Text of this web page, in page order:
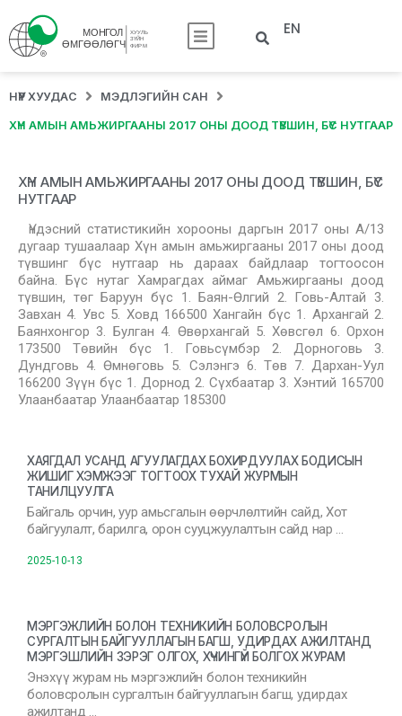
EN
НҮҮР ХУУДАС МЭДЛЭГИЙН САН
ХҮН АМЫН АМЬЖИРГААНЫ 2017 ОНЫ ДООД ТҮВШИН, БҮС НУТГААР
ХҮН АМЫН АМЬЖИРГААНЫ 2017 ОНЫ ДООД ТҮВШИН, БҮС
НУТГААР
Үндэсний статистикийн хорооны даргын 2017 оны А/13
дугаар тушаалаар Хүн амын амьжиргааны 2017 оны доод
түвшинг бүс нутгаар нь дараах байдлаар тогтоосон
байна. Бүс нутаг Хамрагдах аймаг Амьжиргааны доод
түвшин, төг Баруун бүс 1. Баян-Өлгий 2. Говь-Алтай 3.
Завхан 4. Увс 5. Ховд 166500 Хангайн бүс 1. Архангай 2.
Баянхонгор 3. Булган 4. Өвөрхангай 5. Хөвсгөл 6. Орхон
173500 Төвийн бүс 1. Говьсүмбэр 2. Дорноговь 3.
Дундговь 4. Өмнөговь 5. Сэлэнгэ 6. Төв 7. Дархан-Уул
166200 Зүүн бүс 1. Дорнод 2. Сүхбаатар 3. Хэнтий 165700
Улаанбаатар Улаанбаатар 185300
ХАЯГДАЛ УСАНД АГУУЛАГДАХ БОХИРДУУЛАХ БОДИСЫН
ЖИШИГ ХЭМЖЭЭГ ТОГТООХ ТУХАЙ ЖУРМЫН
ТАНИЛЦУУЛГА
Байгаль орчин, уур амьсгалын өөрчлөлтийн сайд, Хот
байгуулалт, барилга, орон сууцжуулалтын сайд нар …
2025-10-13
МЭРГЭЖЛИЙН БОЛОН ТЕХНИКИЙН БОЛОВСРОЛЫН
СУРГАЛТЫН БАЙГУУЛЛАГЫН БАГШ, УДИРДАХ АЖИЛТАНД
МЭРГЭШЛИЙН ЗЭРЭГ ОЛГОХ, ХҮЧИНГҮЙ БОЛГОХ ЖУРАМ
Энэхүү журам нь мэргэжлийн болон техникийн
боловсролын сургалтын байгууллагын багш, удирдах
ажилтанд …